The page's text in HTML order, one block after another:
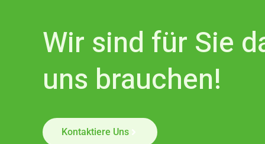
Wir sind für Sie
uns brauchen!
Kontaktiere Uns